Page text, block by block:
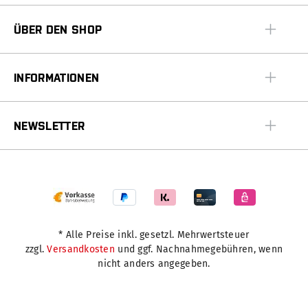
ÜBER DEN SHOP
INFORMATIONEN
NEWSLETTER
* Alle Preise inkl. gesetzl. Mehrwertsteuer
zzgl.Versandkosten und ggf. Nachnahmegebühren, wenn
nicht anders angegeben.